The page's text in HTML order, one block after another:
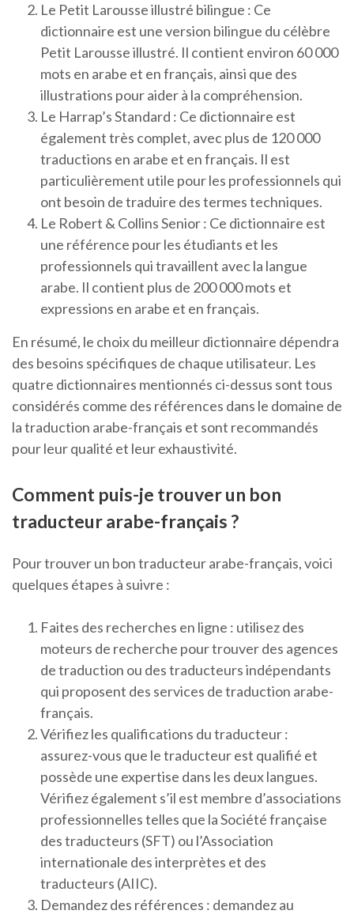
Le Petit Larousse illustré bilingue : Ce
dictionnaire est une version bilingue du célèbre
Petit Larousse illustré. Il contient environ 60 000
mots en arabe et en français, ainsi que des
illustrations pour aider à la compréhension.
Le Harrap’s Standard : Ce dictionnaire est
également très complet, avec plus de 120 000
traductions en arabe et en français. Il est
particulièrement utile pour les professionnels qui
ont besoin de traduire des termes techniques.
Le Robert & Collins Senior : Ce dictionnaire est
une référence pour les étudiants et les
professionnels qui travaillent avec la langue
arabe. Il contient plus de 200 000 mots et
expressions en arabe et en français.
En résumé, le choix du meilleur dictionnaire dépendra
des besoins spécifiques de chaque utilisateur. Les
quatre dictionnaires mentionnés ci-dessus sont tous
considérés comme des références dans le domaine de
la traduction arabe-français et sont recommandés
pour leur qualité et leur exhaustivité.
Comment puis-je trouver un bon
traducteur arabe-français ?
Pour trouver un bon traducteur arabe-français, voici
quelques étapes à suivre :
Faites des recherches en ligne : utilisez des
moteurs de recherche pour trouver des agences
de traduction ou des traducteurs indépendants
qui proposent des services de traduction arabe-
français.
Vérifiez les qualifications du traducteur :
assurez-vous que le traducteur est qualifié et
possède une expertise dans les deux langues.
Vérifiez également s’il est membre d’associations
professionnelles telles que la Société française
des traducteurs (SFT) ou l’Association
internationale des interprètes et des
traducteurs (AIIC).
Demandez des références : demandez au